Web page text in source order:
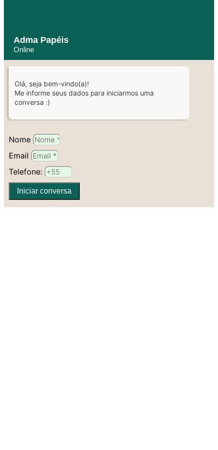
Adma Papéis
Online
Olá, seja bem-vindo(a)!
Me informe seus dados para iniciarmos uma
conversa :)
Nome
Email
Telefone:
Iniciar conversa